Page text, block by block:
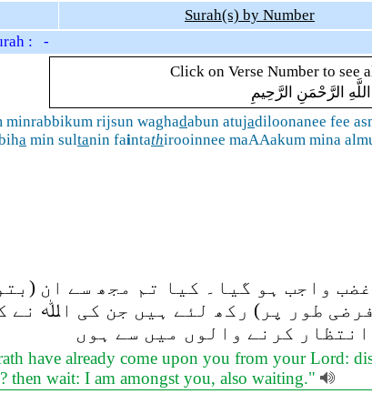
Surah(s) by Number
: -
Click on Verse Number to see
الرَّحْمَنِ الرَّحِيمِ
minrabbikum rijsun waghadabun atujadiloonanee fee
a min sultanin faintathirooinnee maAAakum mina
واجب ہو گیا۔ کیا تم مجھ سے ان
طور پر) رکھ لئے ہیں جن کی اﷲ نے
کرنے والوں میں سے ہوں
have already come upon you from your Lord:
wait: I am amongst you, also waiting."